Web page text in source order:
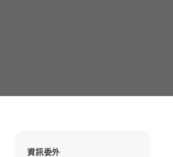
資訊委外